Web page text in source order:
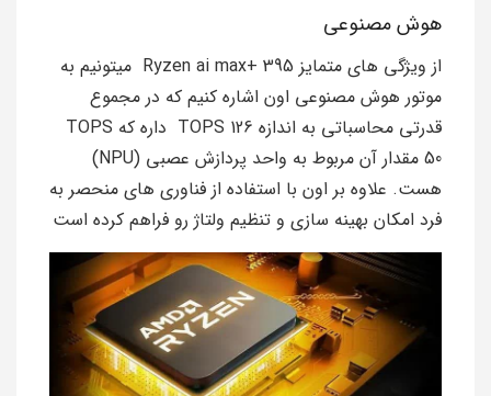
هوش مصنوعی
از ویژگی های متمایز Ryzen ai max+ 395 میتونیم به
موتور هوش مصنوعی اون اشاره کنیم که در مجموع
قدرتی محاسباتی به اندازه TOPS 126 داره که TOPS
50 مقدار آن مربوط به واحد پردازش عصبی (NPU)
هست. علاوه بر اون با استفاده از فناوری های منحصر به
فرد امکان بهینه سازی و تنظیم ولتاژ رو فراهم کرده است